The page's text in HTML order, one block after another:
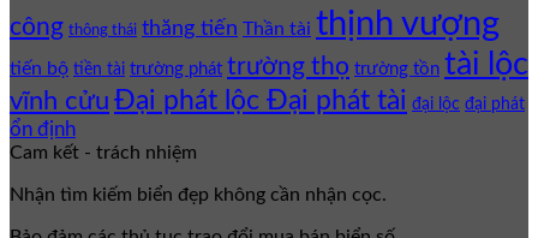
công thông thái thăng tiến Thần tài thịnh vượng
tiến bộ tiền tài trường phát trường thọ trường tồn tài lộc
vĩnh cửu Đại phát lộc Đại phát tài đại lộc đại phát
ổn định
Cam kết - trách nhiệm
Nhận tìm kiếm biển đẹp không cần nhận cọc.